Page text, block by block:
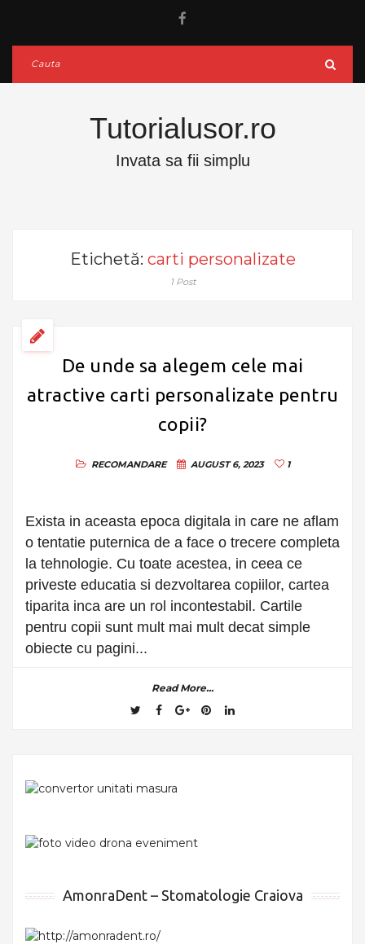
Tutorialusor.ro
Invata sa fii simplu
Etichetă: carti personalizate
1 Post
De unde sa alegem cele mai
atractive carti personalizate pentru
copii?
RECOMANDARE AUGUST 6, 2023 1
Exista in aceasta epoca digitala in care ne aflam
o tentatie puternica de a face o trecere completa
la tehnologie. Cu toate acestea, in ceea ce
priveste educatia si dezvoltarea copiilor, cartea
tiparita inca are un rol incontestabil. Cartile
pentru copii sunt mult mai mult decat simple
obiecte cu pagini...
Read More...
AmonraDent – Stomatologie Craiova